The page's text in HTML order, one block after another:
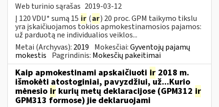
Web turinio sąrašas 2019-03-12
Į 120 VDU* sumą 15 ir (ar) 20 proc. GPM taikymo tikslu
yra įskaičiuojamos tokios apmokestinamosios pajamos:
už parduotą ne individualios veiklos...
Metai (Archyvas): 2019 Mokesčiai:Gyventojų pajamų
mokestis Pagrindinis: Mokesčių pakeitimai
Kaip apmokestinami apskaičiuoti ir 2018 m.
išmokėti atostoginiai, pavyzdžiui, už...Kurio
mėnesio ir kurių metų deklaracijose (GPM312 ir
GPM313 formose) jie deklaruojami